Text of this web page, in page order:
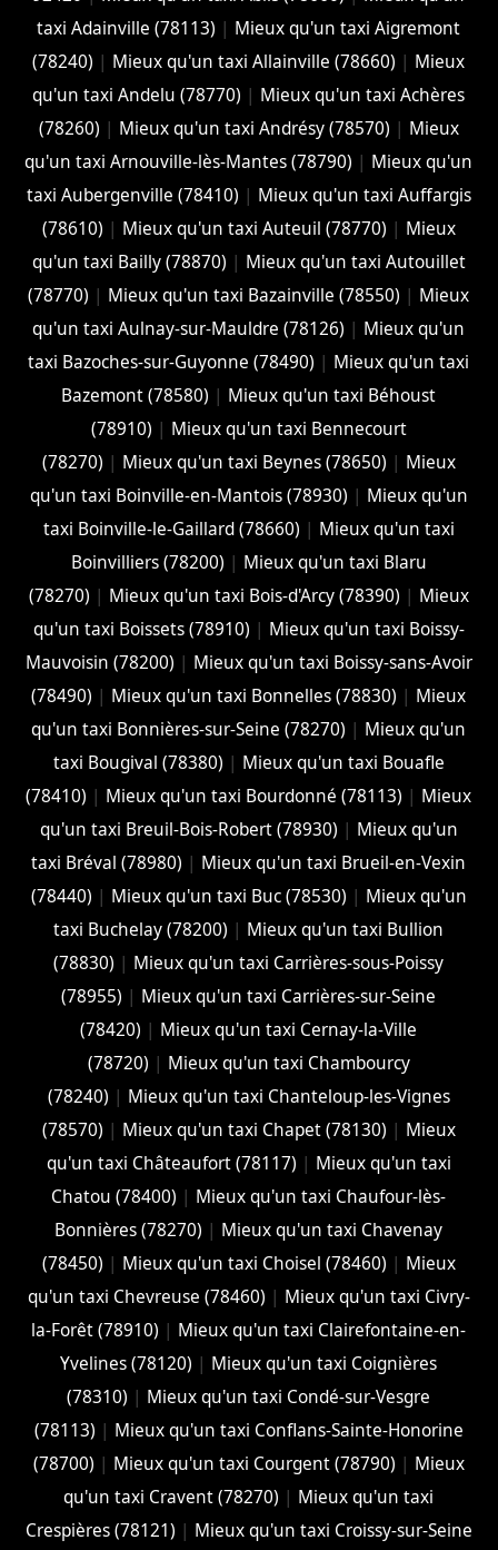
taxi Adainville (78113) | Mieux qu'un taxi Aigremont
(78240) | Mieux qu'un taxi Allainville (78660) | Mieux
qu'un taxi Andelu (78770) | Mieux qu'un taxi Achères
(78260) | Mieux qu'un taxi Andrésy (78570) | Mieux
qu'un taxi Arnouville-lès-Mantes (78790) | Mieux qu'un
taxi Aubergenville (78410) | Mieux qu'un taxi Auffargis
(78610) | Mieux qu'un taxi Auteuil (78770) | Mieux
qu'un taxi Bailly (78870) | Mieux qu'un taxi Autouillet
(78770) | Mieux qu'un taxi Bazainville (78550) | Mieux
qu'un taxi Aulnay-sur-Mauldre (78126) | Mieux qu'un
taxi Bazoches-sur-Guyonne (78490) | Mieux qu'un taxi
Bazemont (78580) | Mieux qu'un taxi Béhoust
(78910) | Mieux qu'un taxi Bennecourt
(78270) | Mieux qu'un taxi Beynes (78650) | Mieux
qu'un taxi Boinville-en-Mantois (78930) | Mieux qu'un
taxi Boinville-le-Gaillard (78660) | Mieux qu'un taxi
Boinvilliers (78200) | Mieux qu'un taxi Blaru
(78270) | Mieux qu'un taxi Bois-d'Arcy (78390) | Mieux
qu'un taxi Boissets (78910) | Mieux qu'un taxi Boissy-
Mauvoisin (78200) | Mieux qu'un taxi Boissy-sans-Avoir
(78490) | Mieux qu'un taxi Bonnelles (78830) | Mieux
qu'un taxi Bonnières-sur-Seine (78270) | Mieux qu'un
taxi Bougival (78380) | Mieux qu'un taxi Bouafle
(78410) | Mieux qu'un taxi Bourdonné (78113) | Mieux
qu'un taxi Breuil-Bois-Robert (78930) | Mieux qu'un
taxi Bréval (78980) | Mieux qu'un taxi Brueil-en-Vexin
(78440) | Mieux qu'un taxi Buc (78530) | Mieux qu'un
taxi Buchelay (78200) | Mieux qu'un taxi Bullion
(78830) | Mieux qu'un taxi Carrières-sous-Poissy
(78955) | Mieux qu'un taxi Carrières-sur-Seine
(78420) | Mieux qu'un taxi Cernay-la-Ville
(78720) | Mieux qu'un taxi Chambourcy
(78240) | Mieux qu'un taxi Chanteloup-les-Vignes
(78570) | Mieux qu'un taxi Chapet (78130) | Mieux
qu'un taxi Châteaufort (78117) | Mieux qu'un taxi
Chatou (78400) | Mieux qu'un taxi Chaufour-lès-
Bonnières (78270) | Mieux qu'un taxi Chavenay
(78450) | Mieux qu'un taxi Choisel (78460) | Mieux
qu'un taxi Chevreuse (78460) | Mieux qu'un taxi Civry-
la-Forêt (78910) | Mieux qu'un taxi Clairefontaine-en-
Yvelines (78120) | Mieux qu'un taxi Coignières
(78310) | Mieux qu'un taxi Condé-sur-Vesgre
(78113) | Mieux qu'un taxi Conflans-Sainte-Honorine
(78700) | Mieux qu'un taxi Courgent (78790) | Mieux
qu'un taxi Cravent (78270) | Mieux qu'un taxi
Crespières (78121) | Mieux qu'un taxi Croissy-sur-Seine